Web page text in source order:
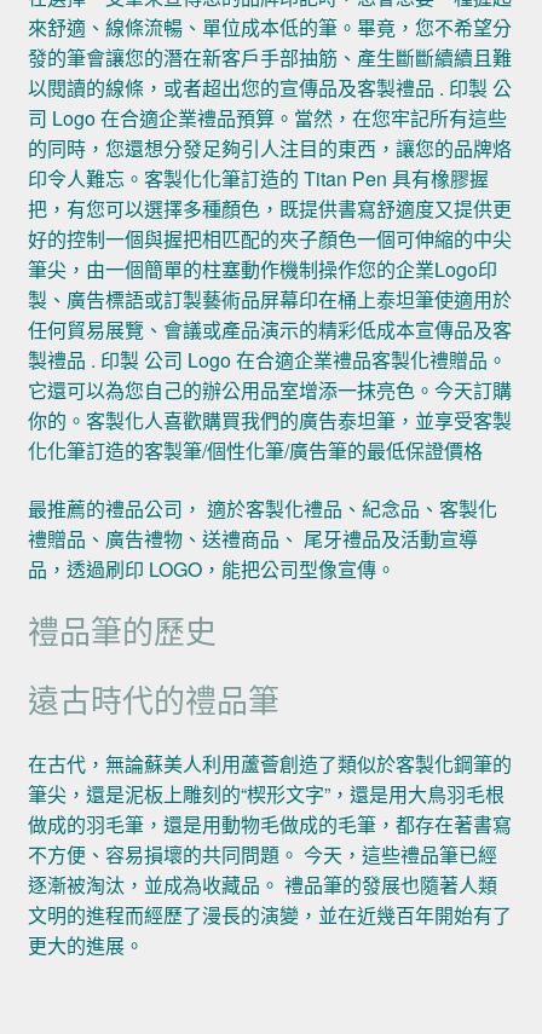
來舒適、線條流暢、單位成本低的筆。畢竟，您不希望分
發的筆會讓您的潛在新客戶手部抽筋、產生斷斷續續且難
以閱讀的線條，或者超出您的宣傳品及客製禮品 . 印製 公
司 Logo 在合適企業禮品預算。當然，在您牢記所有這些
的同時，您還想分發足夠引人注目的東西，讓您的品牌烙
印令人難忘。客製化化筆訂造的 Titan Pen 具有橡膠握
把，有您可以選擇多種顏色，既提供書寫舒適度又提供更
好的控制一個與握把相匹配的夾子顏色一個可伸縮的中尖
筆尖，由一個簡單的柱塞動作機制操作您的企業Logo印
製、廣告標語或訂製藝術品屏幕印在桶上泰坦筆使適用於
任何貿易展覽、會議或產品演示的精彩低成本宣傳品及客
製禮品 . 印製 公司 Logo 在合適企業禮品客製化禮贈品。
它還可以為您自己的辦公用品室增添一抹亮色。今天訂購
你的。客製化人喜歡購買我們的廣告泰坦筆，並享受客製
化化筆訂造的客製筆/個性化筆/廣告筆的最低保證價格
最推薦的禮品公司， 適於客製化禮品、紀念品、客製化
禮贈品、廣告禮物、送禮商品、 尾牙禮品及活動宣導
品，透過刷印 LOGO，能把公司型像宣傳。
禮品筆的歷史
遠古時代的禮品筆
在古代，無論蘇美人利用蘆薈創造了類似於客製化鋼筆的
筆尖，還是泥板上雕刻的“楔形文字”，還是用大鳥羽毛根
做成的羽毛筆，還是用動物毛做成的毛筆，都存在著書寫
不方便、容易損壞的共同問題。 今天，這些禮品筆已經
逐漸被淘汰，並成為收藏品。 禮品筆的發展也隨著人類
文明的進程而經歷了漫長的演變，並在近幾百年開始有了
更大的進展。